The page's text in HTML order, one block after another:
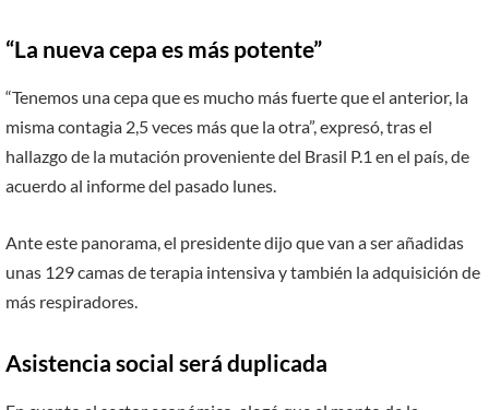
“La nueva cepa es más potente”
“Tenemos una cepa que es mucho más fuerte que el anterior, la
misma contagia 2,5 veces más que la otra”, expresó, tras el
hallazgo de la mutación proveniente del Brasil P.1 en el país, de
acuerdo al informe del pasado lunes.
Ante este panorama, el presidente dijo que van a ser añadidas
unas 129 camas de terapia intensiva y también la adquisición de
más respiradores.
Asistencia social será duplicada